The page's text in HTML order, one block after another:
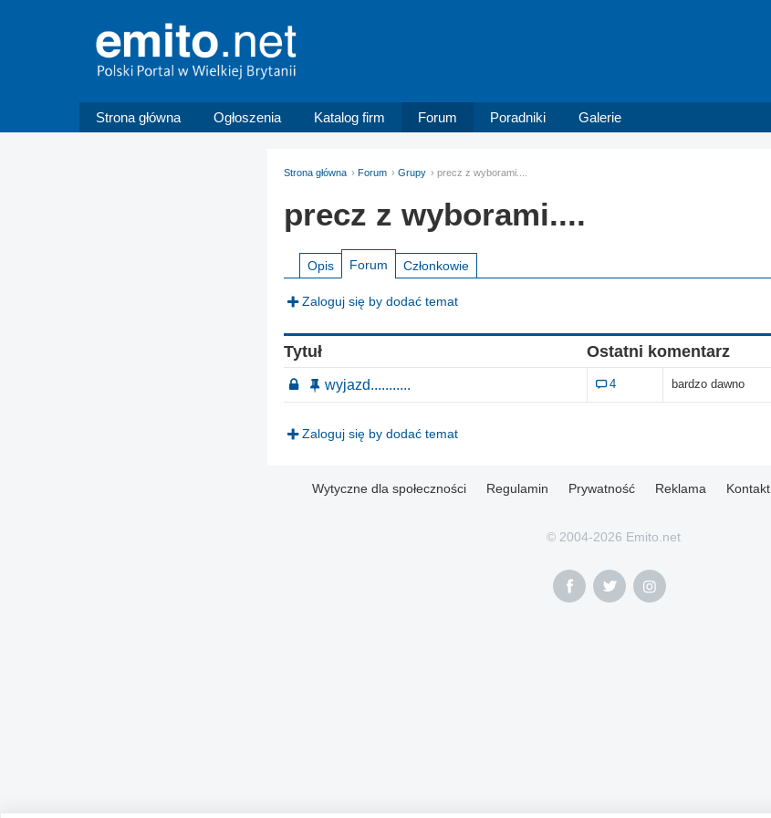
Strona główna Ogłoszenia Katalog firm Forum Poradniki Galerie
Strona główna Forum Grupy precz z wyborami....
precz z wyborami....
Opis Forum Członkowie
Zaloguj się by dodać temat
Tytuł Ostatni komentarz
wyjazd........... 4 bardzo dawno
Zaloguj się by dodać temat
Wytyczne dla społeczności Regulamin Prywatność Reklama Kontakt
© 2004-2026 Emito.net